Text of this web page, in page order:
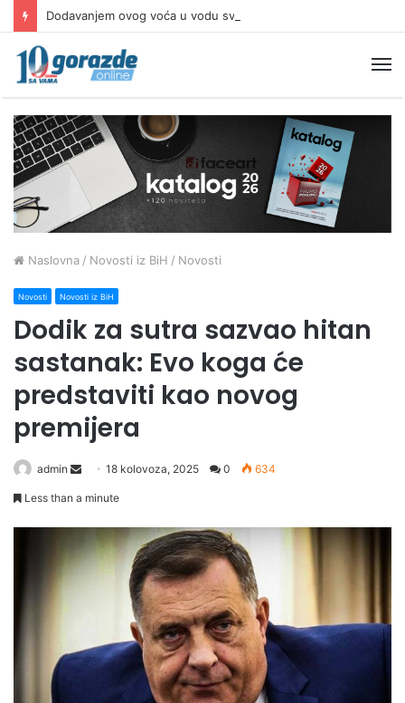
Naslovna / Novosti iz BiH / Novosti
Novosti Novosti iz BiH
Dodik za sutra sazvao hitan
sastanak: Evo koga će
predstaviti kao novog
premijera
admin
Send18 kolovoza, 2025 0 634
Less than a minute